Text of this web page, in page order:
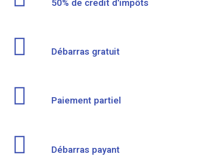
50% de credit d'impôts
Débarras gratuit
Paiement partiel
Débarras payant